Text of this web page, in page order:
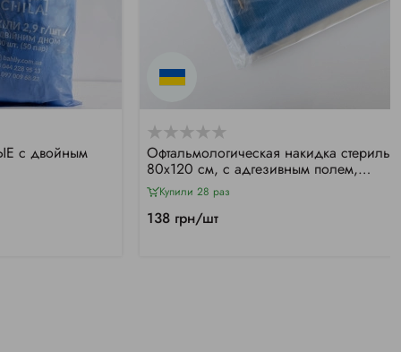
с двойным Офтальмологическая накидка
80х120 см, с адгезивным полем,
отверстием и карманом
Купили 28 раз
138 грн/шт